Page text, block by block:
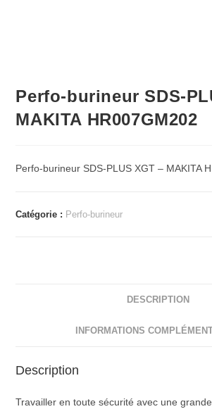
Perfo-burineur SDS-
MAKITA HR007GM202
Perfo-burineur SDS-PLUS XGT – MAKITA
Catégorie : Perfo-burineur
DESCRIPTION
INFORMATIONS
Description
Travailler en toute sécurité avec une grande